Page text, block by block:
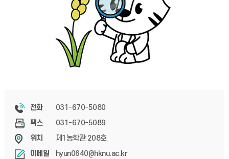
전화
031-670-5080
팩스
031-670-5089
위치
제1농학관 208호
이메일
hyun0640@hknu.ac.kr